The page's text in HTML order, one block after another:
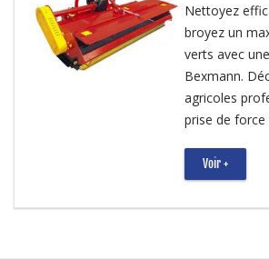
Nettoyez
broyez un
verts avec
Bexmann.
agricoles
prise de
Voir +